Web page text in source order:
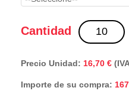
Cantidad
Precio Unidad: 16,70 €
Importe de su compra: